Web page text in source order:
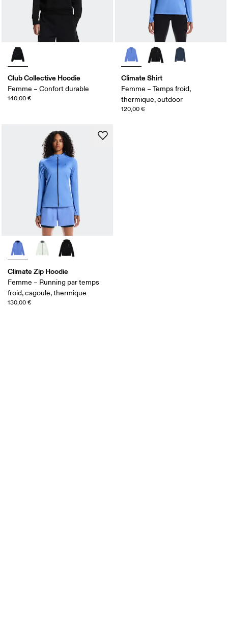
Club Collective Hoodie
Femme – Confort durable
140,00 €
Climate Shirt
Femme – Temps froid,
thermique, outdoor
120,00 €
Climate Zip Hoodie
Femme – Running par temps
froid, cagoule, thermique
130,00 €